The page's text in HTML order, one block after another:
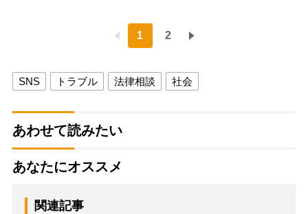
1 2
SNS トラブル 法律相談 社会
あわせて読みたい
あなたにオススメ
関連記事